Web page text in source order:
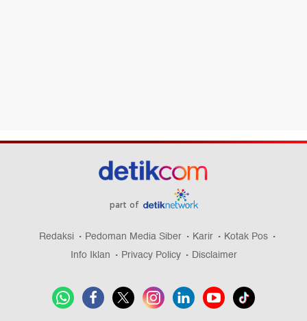
part of
Redaksi Pedoman Media Siber Karir
Kotak Pos
Info Iklan
Privacy Policy Disclaimer